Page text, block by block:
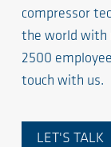
compressor
the world with
2500
touch with us.
LET'S TALK